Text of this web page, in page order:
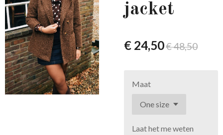
jacket
€ 24,50€ 48,50
Maat
Laat het me weten